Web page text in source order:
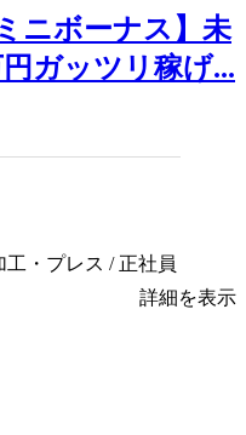
ニボーナス】未
ガッツリ稼げ...
・プレス / 正社員
詳細を表示